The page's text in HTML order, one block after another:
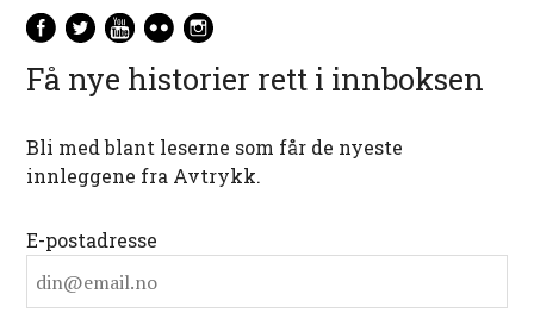
Få nye historier rett i innboksen
Bli med blant leserne som får de nyeste
innleggene fra Avtrykk.
E-postadresse